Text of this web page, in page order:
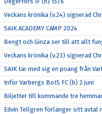
Veckans krönika (v.24) signerad
SAIK ACADEMY CAMP 2024
Bengt och Ginza ser till att allt
Veckans krönika (v.23) signerad
SAIK tar med sig en poäng från
Inför Varbergs BoIS FC (b) 2 juni
Biljetter till kommande tre
Edvin Tellgren förlänger sitt avtal